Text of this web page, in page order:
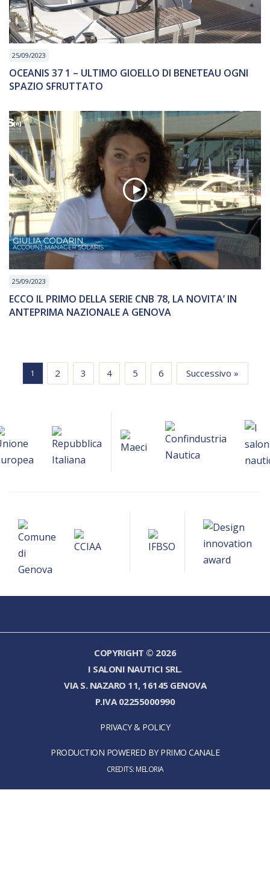
25/09/2023
OCEANIS 37 1 – ULTIMO GIOELLO DI BENETEAU OGNI
SPAZIO SFRUTTATO
25/09/2023
ECCO IL PRIMO DELLA SERIE CNB 78, LA NOVITA’ IN
ANTEPRIMA NAZIONALE A GENOVA
1 2 3 4 5 6 Successivo »
COPYRIGHT © 2026
I SALONI NAUTICI SRL.
VIA S. NAZARO 11, 16145 GENOVA
P.IVA 02255000990
PRIVACY & POLICY
PRODUCTION POWERED BY PRIMO CANALE
CREDITS: MELORIA